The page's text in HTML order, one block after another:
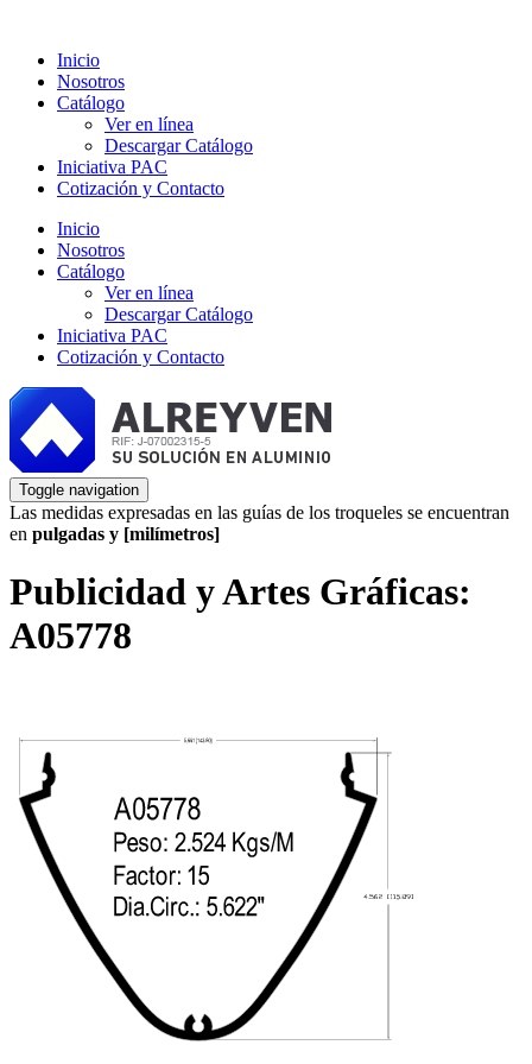
Inicio
Nosotros
Catálogo
Ver en línea
Descargar Catálogo
Iniciativa PAC
Cotización y Contacto
Inicio
Nosotros
Catálogo
Ver en línea
Descargar Catálogo
Iniciativa PAC
Cotización y Contacto
Toggle navigation
Las medidas expresadas en las guías de los troqueles se encuentran
en pulgadas y [milímetros]
Publicidad y Artes Gráficas:
A05778